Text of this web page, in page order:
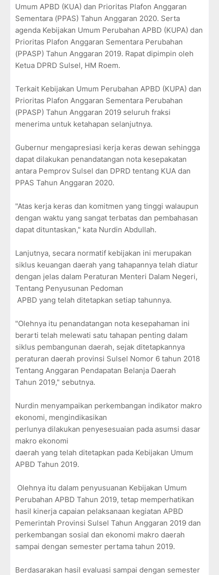
Umum APBD (KUA) dan Prioritas Plafon Anggaran
Sementara (PPAS) Tahun Anggaran 2020. Serta
agenda Kebijakan Umum Perubahan APBD (KUPA) dan
Prioritas Plafon Anggaran Sementara Perubahan
(PPASP) Tahun Anggaran 2019. Rapat dipimpin oleh
Ketua DPRD Sulsel, HM Roem.
Terkait Kebijakan Umum Perubahan APBD (KUPA) dan
Prioritas Plafon Anggaran Sementara Perubahan
(PPASP) Tahun Anggaran 2019 seluruh fraksi
menerima untuk ketahapan selanjutnya.
Gubernur mengapresiasi kerja keras dewan sehingga
dapat dilakukan penandatangan nota kesepakatan
antara Pemprov Sulsel dan DPRD tentang KUA dan
PPAS Tahun Anggaran 2020.
"Atas kerja keras dan komitmen yang tinggi walaupun
dengan waktu yang sangat terbatas dan pembahasan
dapat dituntaskan," kata Nurdin Abdullah.
Lanjutnya, secara normatif kebijakan ini merupakan
siklus keuangan daerah yang tahapannya telah diatur
dengan jelas dalam Peraturan Menteri Dalam Negeri,
Tentang Penyusunan Pedoman
APBD yang telah ditetapkan setiap tahunnya.
"Olehnya itu penandatangan nota kesepahaman ini
berarti telah melewati satu tahapan penting dalam
siklus pembangunan daerah, sejak ditetapkannya
peraturan daerah provinsi Sulsel Nomor 6 tahun 2018
Tentang Anggaran Pendapatan Belanja Daerah
Tahun 2019," sebutnya.
Nurdin menyampaikan perkembangan indikator makro
ekonomi, mengindikasikan
perlunya dilakukan penyesesuaian pada asumsi dasar
makro ekonomi
daerah yang telah ditetapkan pada Kebijakan Umum
APBD Tahun 2019.
Olehnya itu dalam penyusuanan Kebijakan Umum
Perubahan APBD Tahun 2019, tetap memperhatikan
hasil kinerja capaian pelaksanaan kegiatan APBD
Pemerintah Provinsi Sulsel Tahun Anggaran 2019 dan
perkembangan sosial dan ekonomi makro daerah
sampai dengan semester pertama tahun 2019.
Berdasarakan hasil evaluasi sampai dengan semester